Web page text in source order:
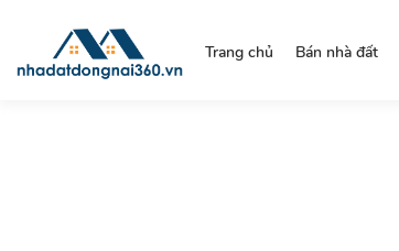
Trang chủ Bán nhà đất